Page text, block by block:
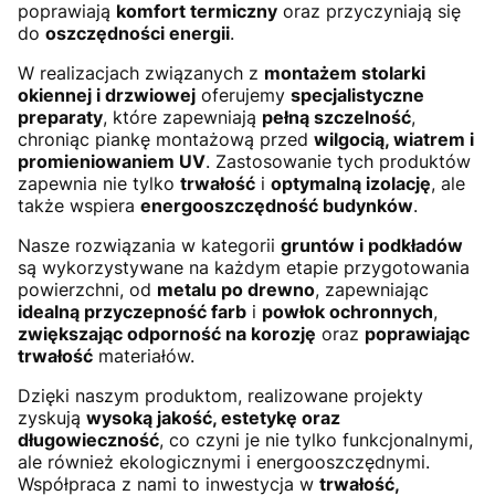
poprawiają komfort termiczny oraz przyczyniają się
do oszczędności energii.
W realizacjach związanych z montażem stolarki
okiennej i drzwiowej oferujemy specjalistyczne
preparaty, które zapewniają pełną szczelność,
chroniąc piankę montażową przed wilgocią, wiatrem i
promieniowaniem UV. Zastosowanie tych produktów
zapewnia nie tylko trwałość i optymalną izolację, ale
także wspiera energooszczędność budynków.
Nasze rozwiązania w kategorii gruntów i podkładów
są wykorzystywane na każdym etapie przygotowania
powierzchni, od metalu po drewno, zapewniając
idealną przyczepność farb i powłok ochronnych,
zwiększając odporność na korozję oraz poprawiając
trwałość materiałów.
Dzięki naszym produktom, realizowane projekty
zyskują wysoką jakość, estetykę oraz
długowieczność, co czyni je nie tylko funkcjonalnymi,
ale również ekologicznymi i energooszczędnymi.
Współpraca z nami to inwestycja w trwałość,